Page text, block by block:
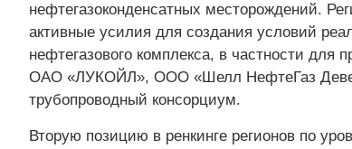
нефтегазоконденсатных месторождений.
активные усилия для создания условий
нефтегазового комплекса, в частности для
ОАО «ЛУКОЙЛ», ООО «Шелл НефтеГаз
трубопроводный консорциум.
Вторую позицию в ренкинге регионов по